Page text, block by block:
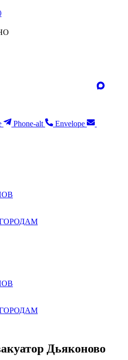
Phone-alt Envelope
Дьяконово